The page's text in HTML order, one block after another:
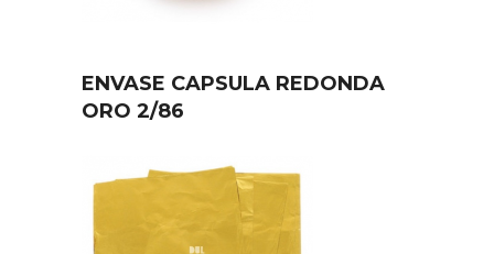
ENVASE CAPSULA REDONDA
ORO 2/86